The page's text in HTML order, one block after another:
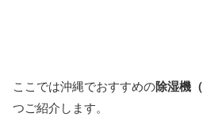
ここでは沖縄でおすすめの除湿機
つご紹介します。